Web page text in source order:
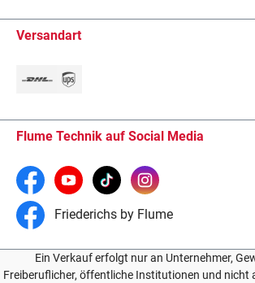
Versandart
Flume Technik auf Social Media
Friederichs by Flume
Ein Verkauf erfolgt nur an Unternehmer,
Freiberuflicher, öffentliche Institutionen und nicht